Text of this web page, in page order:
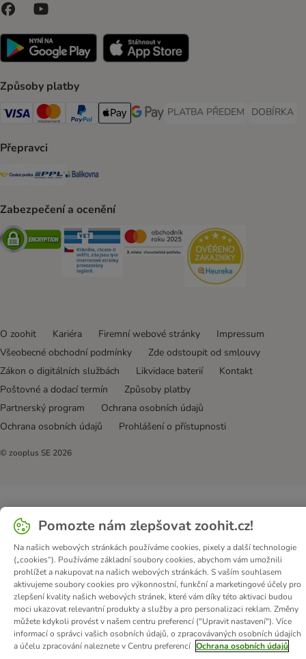
Způsoby platby
Visa Payment Method
Mastercard Payment Method
PayPal Payment Method
Apple pay Payment Method
GooglePay Payment Method
PLATBA PŘEDEM
PLATBA PŘEDEM Payment
DOBÍRKA
DOBÍRKA
Přepravci
Česká pošta Shipping Method
PPL Shipping Method
Balíkovna Shipping Method
Zabezpečení a ocenění
Security Security Security
O zoohit Kariéra Firemní webové stránky
Impressum
Všeobecné obchodní podmínky
Zde odstoupit od smlouvy
Zákon o digitálních službách
Likvidace baterií
Kontakt
Poštovné a dodací termín
Způsoby platby
Partnerský program
Ochrana osobních údajů
Ochrana osobních údajů
Prohlášení o přístupnosti
© zooplus SE 2026
Pomozte nám zlepšovat zoohit.cz!
Na našich webových stránkách používáme cookies, pixely a další technologie
(„cookies“). Používáme základní soubory cookies, abychom vám umožnili
prohlížet a nakupovat na našich webových stránkách. S vaším souhlasem
aktivujeme soubory cookies pro výkonnostní, funkční a marketingové účely pro
zlepšení kvality našich webových stránek, které vám díky této aktivaci budou
moci ukazovat relevantní produkty a služby a pro personalizaci reklam. Změny
můžete kdykoli provést v našem centru preferencí ("Upravit nastavení"). Více
informací o správci vašich osobních údajů, o zpracovávaných osobních údajích
a účelu zpracování naleznete v Centru preferencí Ochrana osobních údajů